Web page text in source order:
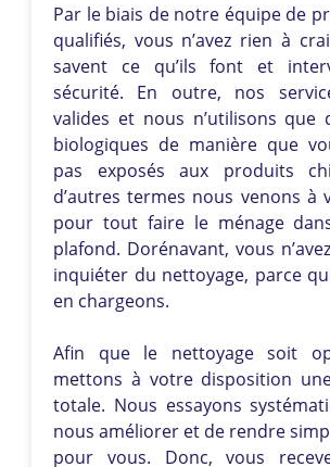
Par le biais de notre équipe de
qualifiés, vous n’avez rien à
savent ce qu’ils font et
sécurité. En outre, nos
valides et nous n’utilisons que
biologiques de manière que
pas exposés aux produits
d’autres termes nous venons à
pour tout faire le ménage
plafond. Dorénavant, vous
inquiéter du nettoyage, parce
en chargeons.
Afin que le nettoyage soit
mettons à votre disposition
totale. Nous essayons
nous améliorer et de rendre
pour vous. Donc, vous